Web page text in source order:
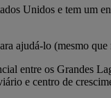
Unidos e tem um
ajudá-lo (mesmo
entre os Grandes
e centro de